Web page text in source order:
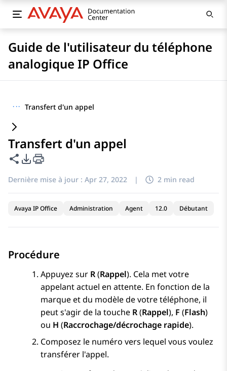
Guide de l'utilisateur du téléphone
analogique IP Office
··· Transfert d'un appel
Transfert d'un appel
Partager cette page
Options d'exportation PDF
Dernière mise à jour : Apr 27, 2022 | 2 min read
Avaya IP Office Administration Agent 12.0 Débutant
Procédure
Appuyez sur R(Rappel). Cela met votre
appelant actuel en attente. En fonction de la
marque et du modèle de votre téléphone, il
peut s'agir de la touche R(Rappel), F (Flash)
ou H (Raccrochage/décrochage rapide).
Composez le numéro vers lequel vous voulez
transférer l'appel.